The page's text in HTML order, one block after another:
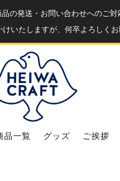
の発送・お問い合わせへのご
いたしますが、何卒よろしくお
品一覧 グッズ ご挨拶